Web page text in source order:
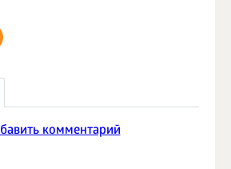
комментарий